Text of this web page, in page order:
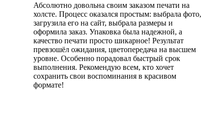
Абсолютно довольна своим заказом печати на
холсте. Процесс оказался простым: выбрала фото,
загрузила его на сайт, выбрала размеры и
оформила заказ. Упаковка была надежной, а
качество печати просто шикарное! Результат
превзошёл ожидания, цветопередача на высшем
уровне. Особенно порадовал быстрый срок
выполнения. Рекомендую всем, кто хочет
сохранить свои воспоминания в красивом
формате!